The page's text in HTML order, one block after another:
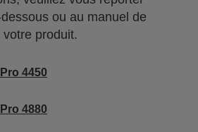
ou au manuel de
votre produit.
4450
4880